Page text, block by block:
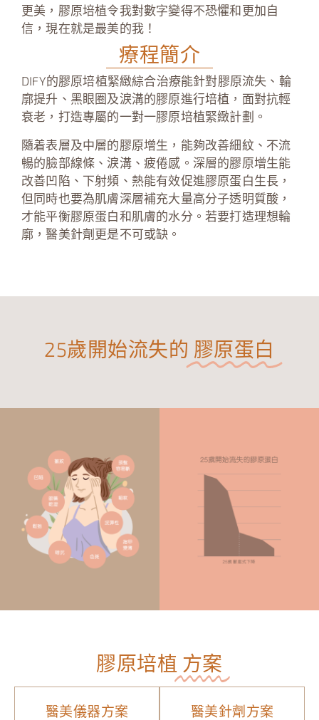
更美，膠原培植令我對數字變得不恐懼和更加自
信，現在就是最美的我！
療程簡介
DIFY的膠原培植緊緻綜合治療能針對膠原流失、輪
廓提升、黑眼圈及淚溝的膠原進行培植，面對抗輕
衰老，打造專屬的一對一膠原培植緊緻計劃。
隨着表層及中層的膠原增生，能夠改善細紋、不流
暢的臉部線條、淚溝、疲倦感。深層的膠原增生能
改善凹陷、下射頻、熱能有效促進膠原蛋白生長，
但同時也要為肌膚深層補充大量高分子透明質酸，
才能平衡膠原蛋白和肌膚的水分。若要打造理想輪
廓，醫美針劑更是不可或缺。
25歲開始流失的 膠原蛋白
膠原培植 方案
醫美儀器方案 醫美針劑方案